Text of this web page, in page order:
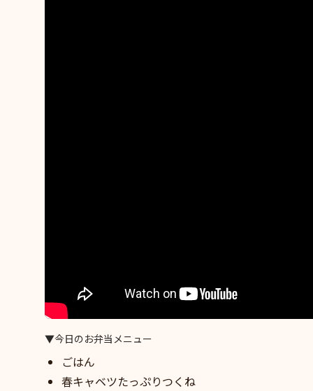
▼今日のお弁当メニュー
ごはん
春キャベツたっぷりつくね